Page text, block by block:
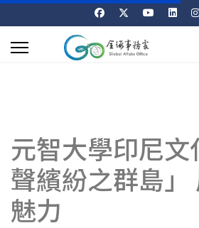
元智大學印尼
聲繽紛之群島」
魅力